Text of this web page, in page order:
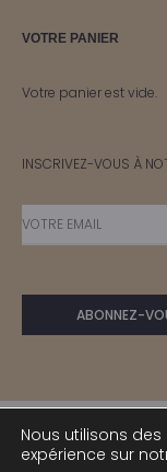
VOTRE PANIER
Votre panier est vide.
INSCRIVEZ-VOUS À
Nous utilisons
expérience sur